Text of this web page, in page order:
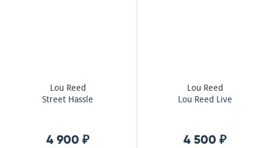
Lou Reed
Street Hassle
4 900 ₽
Lou Reed
Lou Reed Live
4 500 ₽